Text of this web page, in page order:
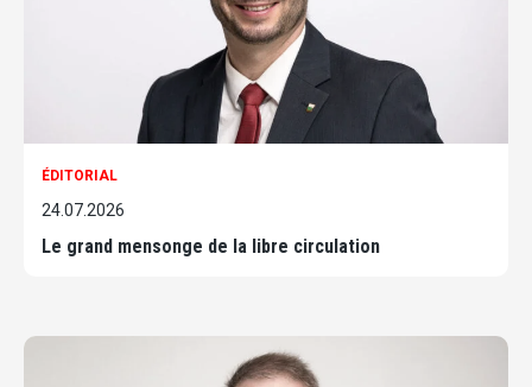
ÉDITORIAL
24.07.2026
Le grand mensonge de la libre circulation